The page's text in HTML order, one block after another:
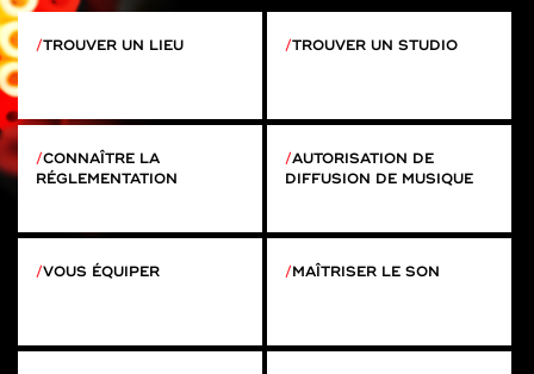
TROUVER UN LIEU TROUVER UN STUDIO
CONNAÎTRE LA
RÉGLEMENTATION
AUTORISATION DE
DIFFUSION DE MUSIQUE
VOUS ÉQUIPER MAÎTRISER LE SON